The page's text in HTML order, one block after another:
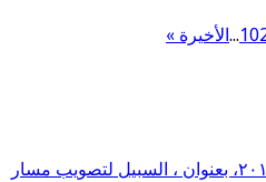
10
... الأخيرة »
من ذاكرتنا الثوريه لعام ٢٠١٩، بعنوان ، السبيل لتصويب مسار